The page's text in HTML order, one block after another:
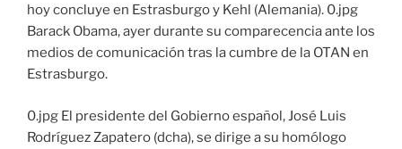
hoy concluye en Estrasburgo y Kehl (Alemania). 0.jpg
Barack Obama, ayer durante su comparecencia ante los
medios de comunicación tras la cumbre de la OTAN en
Estrasburgo.
0.jpg El presidente del Gobierno español, José Luis
Rodríguez Zapatero (dcha), se dirige a su homólogo